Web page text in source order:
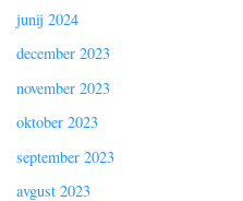
junij 2024
december 2023
november 2023
oktober 2023
september 2023
avgust 2023